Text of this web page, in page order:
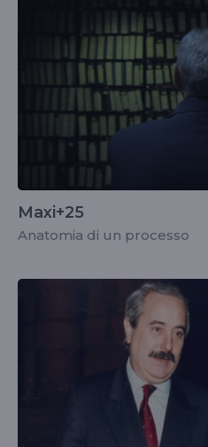
Maxi+25
Anatomia di un processo